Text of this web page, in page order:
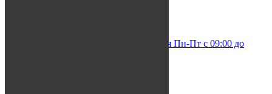
+7 (967) 822-02-08 (отдел бронирования Пн-Пт с 09:00 до